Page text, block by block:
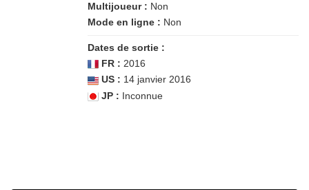
Multijoueur : Non
Mode en ligne : Non
Dates de sortie :
FR : 2016
US : 14 janvier 2016
JP : Inconnue